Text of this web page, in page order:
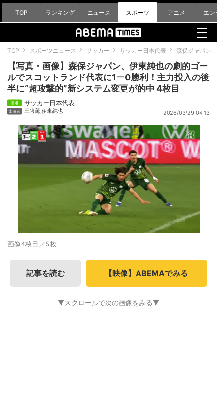
TOP ランキング ニュース スポーツ アニメ エン
TOP スポーツニュース サッカー サッカー日本代表 森保ジャパン
【写真・画像】森保ジャパン、伊東純也の劇的ゴー
ルでスコットランド代表に1ー0勝利！主力投入の後
半に“超攻撃的”新システム変更が的中 4枚目
サッカー日本代表
三笘薫,伊東純也 2026/03/29 04:13
画像4枚目／5枚
記事を読む 【映像】ABEMAでみる
▼スクロールで次の画像をみる▼